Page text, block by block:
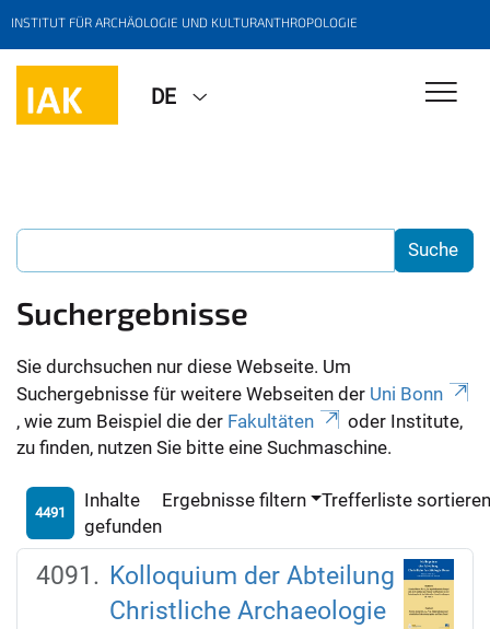
INSTITUT FÜR ARCHÄOLOGIE UND KULTURANTHROPOLOGIE
DE
Suchergebnisse
Sie durchsuchen nur diese Webseite. Um
Suchergebnisse für weitere Webseiten der Uni Bonn
, wie zum Beispiel die der Fakultäten
oder Institute,
zu finden, nutzen Sie bitte eine Suchmaschine.
4491
Inhalte
gefunden
Ergebnisse filtern Trefferliste
Kolloquium der Abteilung
Christliche Archaeologie